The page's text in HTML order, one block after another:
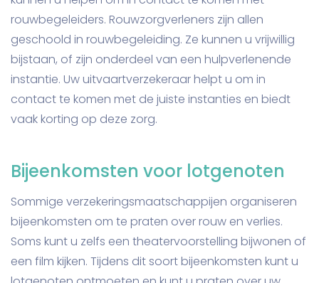
rouwbegeleiders. Rouwzorgverleners zijn allen
geschoold in rouwbegeleiding. Ze kunnen u vrijwillig
bijstaan, of zijn onderdeel van een hulpverlenende
instantie. Uw uitvaartverzekeraar helpt u om in
contact te komen met de juiste instanties en biedt
vaak korting op deze zorg.
Bijeenkomsten voor lotgenoten
Sommige verzekeringsmaatschappijen organiseren
bijeenkomsten om te praten over rouw en verlies.
Soms kunt u zelfs een theatervoorstelling bijwonen of
een film kijken. Tijdens dit soort bijeenkomsten kunt u